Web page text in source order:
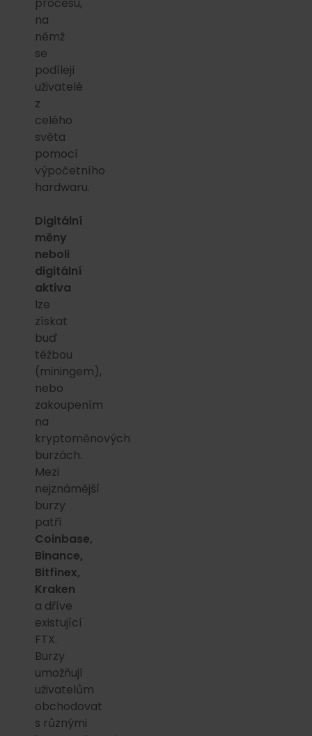
na
němž
se
podílejí
uživatelé
z
celého
světa
pomocí
výpočetního
hardwaru.
Digitální
měny
neboli
digitální
aktiva
lze
získat
buď
těžbou
(miningem),
nebo
zakoupením
na
kryptoměnových
burzách.
Mezi
nejznámější
burzy
patří
Coinbase,
Binance,
Bitfinex,
Kraken
a dříve
existující
FTX.
Burzy
umožňují
uživatelům
obchodovat
s různými